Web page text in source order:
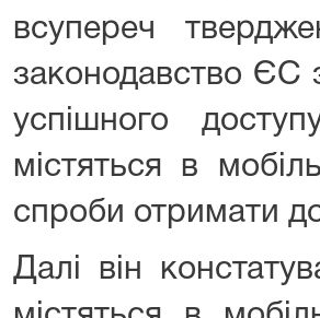
всупереч
законодавство ЄС
успішного
містяться в
спроби отримати
Далі він